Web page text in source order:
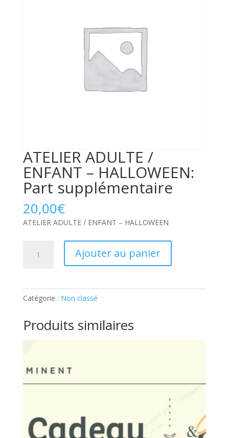
ATELIER ADULTE /
ENFANT – HALLOWEEN:
Part supplémentaire
20,00€
ATELIER ADULTE / ENFANT – HALLOWEEN
ENFANT
HALLOWEEN:
Part
Ajouter au panier
Catégorie : Non classé
Produits similaires